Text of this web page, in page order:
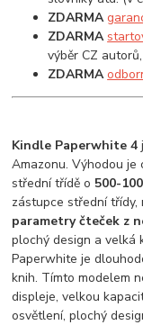
ZDARMA
ZDARMA
výběr CZ
ZDARMA
Kindle Paperwhite 4
Amazonu. Výhodou
střední třídě o 500-
zástupce střední třídy,
parametry čteček z
plochý design a velká
Paperwhite je
knih. Tímto modelem
displeje, velkou
osvětlení, plochý